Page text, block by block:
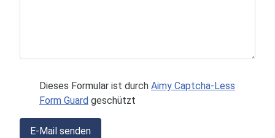
Dieses Formular ist durch Aimy Captcha-Less
Form Guard geschützt
E-Mail senden